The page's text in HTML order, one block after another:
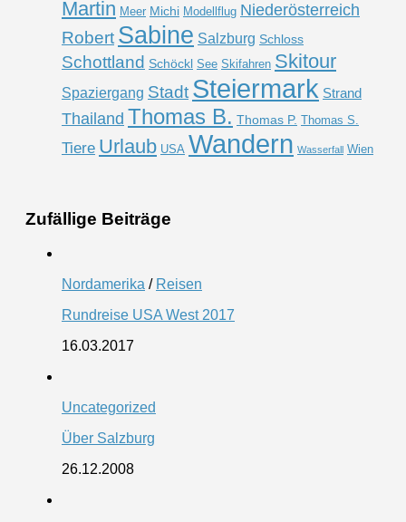
Martin Meer Michi Modellflug Niederösterreich
Robert Sabine Salzburg Schloss
Schottland Schöckl See Skifahren Skitour
Spaziergang Stadt Steiermark Strand
Thailand Thomas B. Thomas P. Thomas S.
Tiere Urlaub USA Wandern Wasserfall Wien
Zufällige Beiträge
Nordamerika / Reisen
Rundreise USA West 2017
16.03.2017
Uncategorized
Über Salzburg
26.12.2008